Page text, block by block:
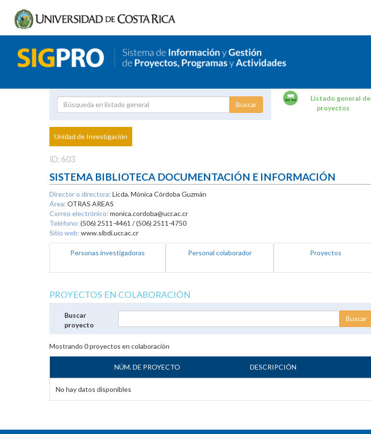
Proyecto
Investigador
Listado general de
proyectos
Unidad de Investigación
ID: 603
SISTEMA BIBLIOTECA DOCUMENTACIÓN E INFORMACIÓN
Director o directora: Licda. Mónica Córdoba Guzmán
Área: OTRAS AREAS
Correo electrónico: monica.cordoba@ucr.ac.cr
Teléfono: (506) 2511-4461 / (506) 2511-4750
Sitio web: www.sibdi.ucr.ac.cr
Personas investigadoras Personal colaborador Proyectos
PROYECTOS EN COLABORACIÓN
Buscar
proyecto
Mostrando 0proyectos en colaboración
NÚM. DE PROYECTO DESCRIPCIÓN
No hay datos disponibles